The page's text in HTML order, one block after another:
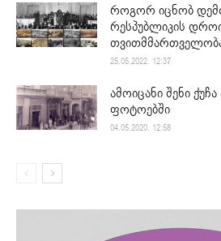
როგორ იცნობ
რესპუბლიკის
25.05.2022. 12:37
ამოიცანი შენი
ფოტოებში
04.05.2020. 12:58